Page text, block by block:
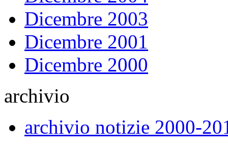
Dicembre 2003
Dicembre 2001
Dicembre 2000
archivio
archivio notizie 2000-